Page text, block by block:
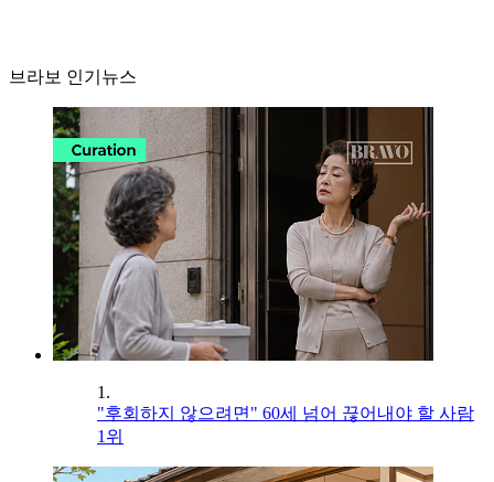
브라보 인기뉴스
1.
"후회하지 않으려면" 60세 넘어 끊어내야 할 사람
1위